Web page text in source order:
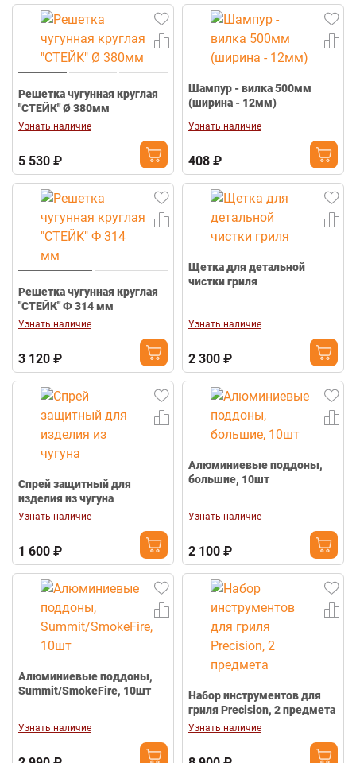
Решетка чугунная круглая
"СТЕЙК" Ø 380мм
Узнать наличие
5 530 ₽
Шампур - вилка 500мм
(ширина - 12мм)
Узнать наличие
408 ₽
Решетка чугунная круглая
"СТЕЙК" Ф 314 мм
Узнать наличие
3 120 ₽
Щетка для детальной
чистки гриля
Узнать наличие
2 300 ₽
Спрей защитный для
изделия из чугуна
Узнать наличие
1 600 ₽
Алюминиевые поддоны,
большие, 10шт
Узнать наличие
2 100 ₽
Алюминиевые поддоны,
Summit/SmokeFire, 10шт
Узнать наличие
Набор инструментов для
гриля Precision, 2 предмета
Узнать наличие